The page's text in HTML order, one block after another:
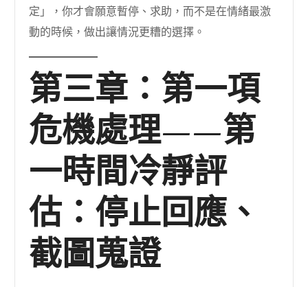
定」，你才會願意暫停、求助，而不是在情緒最激
動的時候，做出讓情況更糟的選擇。
第三章：第一項
危機處理——第
一時間冷靜評
估：停止回應、
截圖蒐證